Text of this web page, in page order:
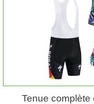
Tenue complète